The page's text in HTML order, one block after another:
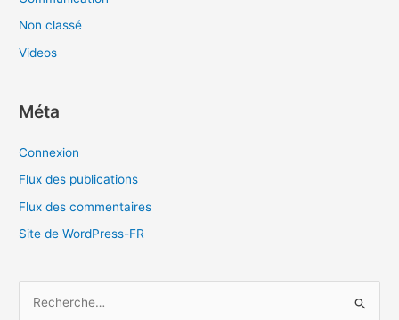
Non classé
Videos
Méta
Connexion
Flux des publications
Flux des commentaires
Site de WordPress-FR